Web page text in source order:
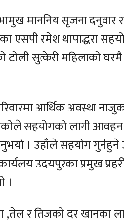
माननिय सृजना दनुवार र
एसपी रमेश थापाद्धरा
टोली सुत्केरी महिलाको
आर्थिक अवस्था
सहयोगको लागी
। उहाँले सहयोग गुर्नहुने
उदयपुरका प्रमुख
।
,तेल र तिजको दर खानका